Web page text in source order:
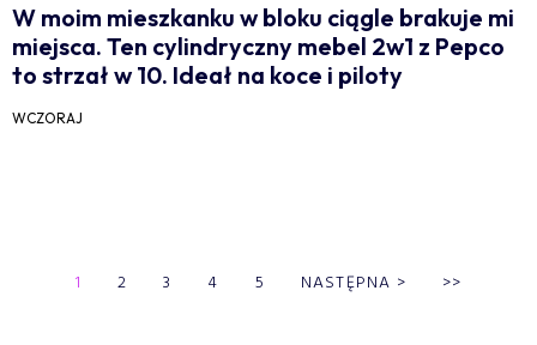
W moim mieszkanku w bloku ciągle brakuje mi
miejsca. Ten cylindryczny mebel 2w1 z Pepco
to strzał w 10. Ideał na koce i piloty
WCZORAJ
1 2 3 4 5 NASTĘPNA > >>